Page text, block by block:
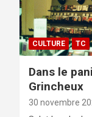
CULTURE TC
Dans le
Grincheux
30 novembre